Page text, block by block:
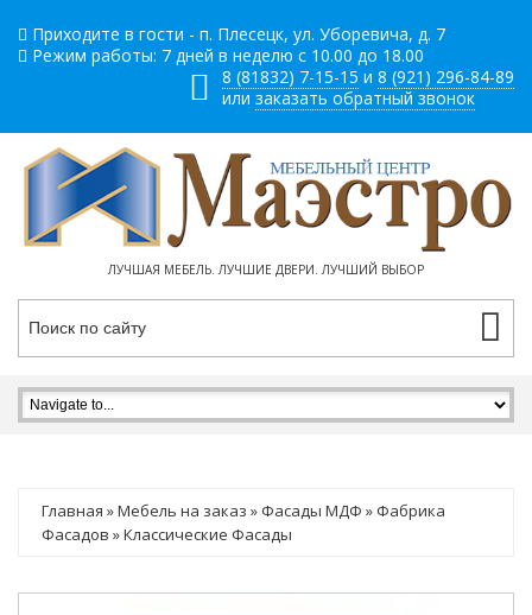
Приходите в гости - п. Плесецк, ул. Уборевича, д. 7
Режим работы: 7 дней в неделю с 10.00 до 18.00
8 (81832) 7-15-15 и 8 (921) 296-84-89
или заказать обратный звонок
ЛУЧШАЯ МЕБЕЛЬ. ЛУЧШИЕ ДВЕРИ. ЛУЧШИЙ ВЫБОР
Главная »Мебель на заказ » Фасады МДФ » Фабрика
Фасадов »Классические Фасады